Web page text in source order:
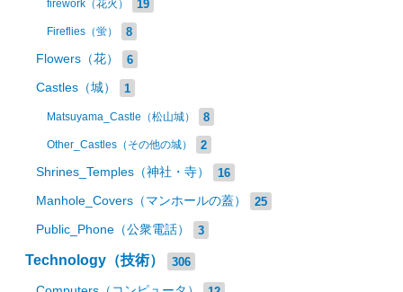
firework（花火） 19
Fireflies（蛍） 8
Flowers（花） 6
Castles（城） 1
Matsuyama_Castle（松山城） 8
Other_Castles（その他の城） 2
Shrines_Temples（神社・寺） 16
Manhole_Covers（マンホールの蓋） 25
Public_Phone（公衆電話） 3
Technology（技術） 306